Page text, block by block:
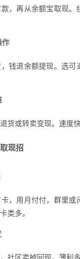
，再从余额宝取现。
作
钱退余额提现。选可
货或转卖变现。速度快
现招
，用月付付，群里或
类多。
社区卖掉回现。薄利